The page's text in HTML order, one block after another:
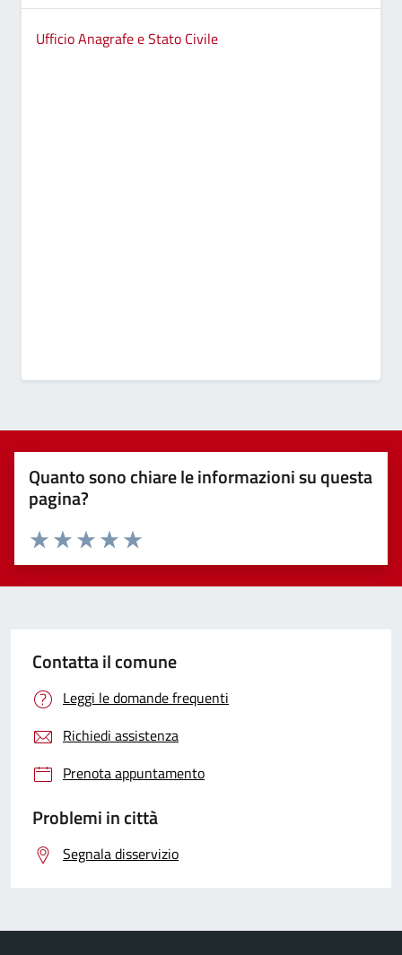
Ufficio Anagrafe e Stato Civile
Quanto sono chiare le informazioni su questa
pagina?
Valuta 5 stelle su 5
Valuta 4 stelle su 5
Valuta 3 stelle su 5
Valuta 2 stelle su 5
Valuta 1 stelle su 5
Contatta il comune
Leggi le domande frequenti
Richiedi assistenza
Prenota appuntamento
Problemi in città
Segnala disservizio